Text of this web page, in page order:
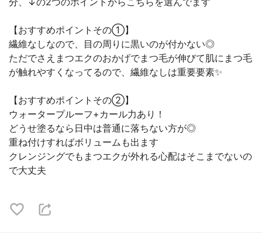
【おすすめポイントその①】
繊維なしなので、目の周りに黒いのが付かない◎
ただでさえまつエクのおかげでまつ毛が伸びて肌にまつ毛
が触れやすくなってるので、繊維なしは重要要素✨
【おすすめポイントその②】
ウォータープルーフ+カール力あり！
どうせ塗るなら日中は普通に落ちない方が◎
重ね付けすればボリュームも出ます
クレンジングでもまつエクが外れる心配はそこまでないの
で大丈夫